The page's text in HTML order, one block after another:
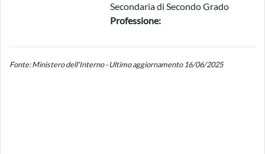
Secondaria di Secondo Grado
Professione:
Fonte: Ministero dell'Interno - Ultimo aggiornamento 16/06/2025